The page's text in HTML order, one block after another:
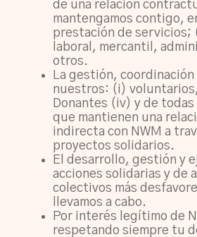
de una relación
mantengamos contigo,
prestación de servicios;
laboral, mercantil,
otros.
La gestión,
nuestros: (i)
Donantes (iv) y de todas
que mantienen una
indirecta con NWM a
proyectos solidarios.
El desarrollo, gestión y
acciones solidarias y de
colectivos más
llevamos a cabo.
Por interés legítimo de
respetando siempre tu